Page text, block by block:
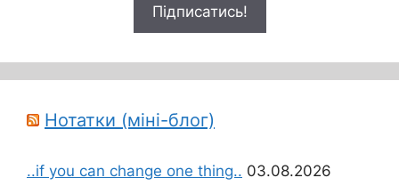
Нотатки (міні-блог)
..if you can change one thing.. 03.08.2026